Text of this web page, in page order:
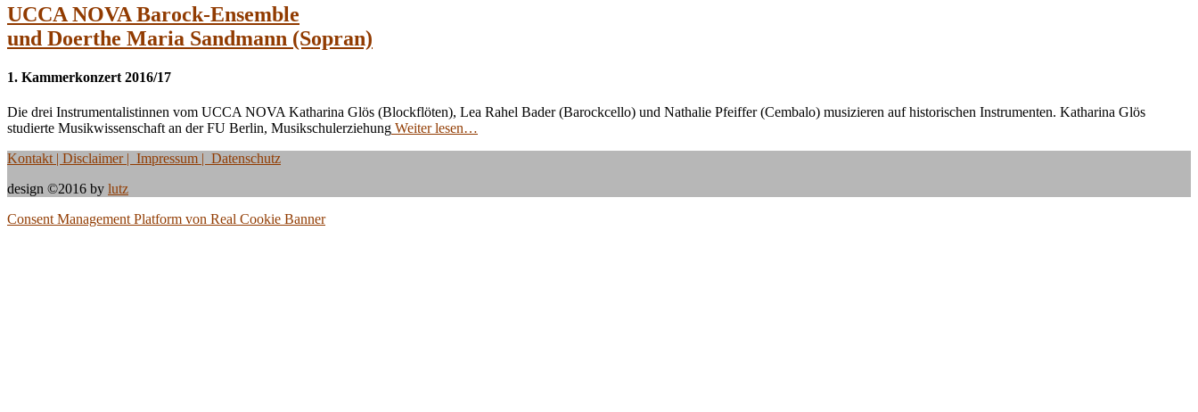
UCCA NOVA Barock-Ensemble
und Doerthe Maria Sandmann (Sopran)
1. Kammerkonzert 2016/17
Die drei Instrumentalistinnen vom UCCA NOVA Katharina Glös (Blockflöten), Lea Rahel Bader (Barockcello) und Nathalie Pfeiffer (Cembalo) musizieren auf historischen Instrumenten. Katharina Glös
studierte Musikwissenschaft an der FU Berlin, Musikschulerziehung Weiter lesen…
Kontakt | Disclaimer | Impressum | Datenschutz
design ©2016 by lutz
Consent Management Platform von Real Cookie Banner